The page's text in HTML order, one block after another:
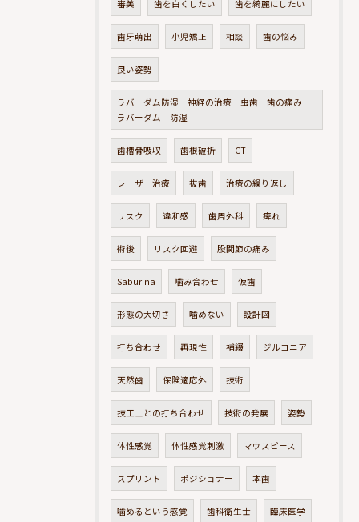
審美 歯を白くしたい 歯を綺麗にしたい
歯牙萌出 小児矯正 相談 歯の悩み
良い姿勢
ラバーダム防湿 神経の治療 虫歯 歯の痛み
ラバーダム 防湿
歯槽骨吸収 歯根破折 CT
レーザー治療 抜歯 治療の繰り返し
リスク 違和感 歯周外科 痺れ
術後 リスク回避 股関節の痛み
Saburina 噛み合わせ 仮歯
形態の大切さ 噛めない 設計図
打ち合わせ 再現性 補綴 ジルコニア
天然歯 保険適応外 技術
技工士との打ち合わせ 技術の発展 姿勢
体性感覚 体性感覚刺激 マウスピース
スプリント ポジショナー 本歯
噛めるという感覚 歯科衛生士 臨床医学